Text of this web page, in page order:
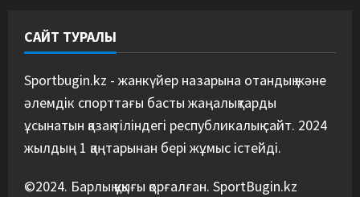
5
САЙТ ТУРАЛЫ
Sportbugin.kz - жанкүйер назарына отандық және
әлемдік спорттағы басты жаңалықтарды
ұсынатын қазақ тіліндегі республикалық сайт. 2024
жылдың 1 қаңтарынан бері жұмыс істейді.
©2024. Барлық құқығы қорғалған. SportBugin.kz